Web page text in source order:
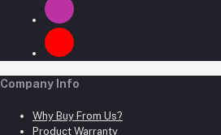
Company Info
Why Buy From Us?
Product Warranty